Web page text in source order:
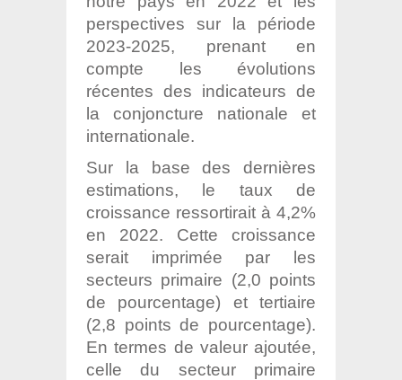
perspectives sur la période
2023-2025, prenant en
compte les évolutions
récentes des indicateurs de
la conjoncture nationale et
internationale.
Sur la base des dernières
estimations, le taux de
croissance ressortirait à 4,2%
en 2022. Cette croissance
serait imprimée par les
secteurs primaire (2,0 points
de pourcentage) et tertiaire
(2,8 points de pourcentage).
En termes de valeur ajoutée,
celle du secteur primaire